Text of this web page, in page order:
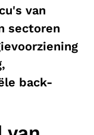
van
sectoren
back-